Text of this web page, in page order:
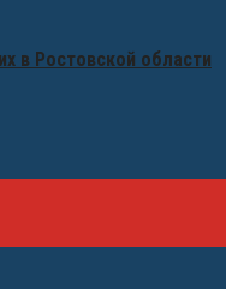
в Ростовской области